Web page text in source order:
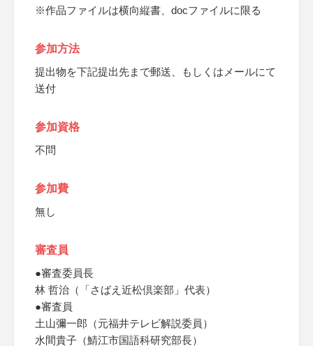
※作品ファイルは横向縦書、docファイルに限る
参加方法
提出物を下記提出先まで郵送、もしくはメールにて
送付
参加資格
不問
参加費
無し
審査員
●審査委員長
林 哲治（「さばえ近松倶楽部」代表）
●審査員
土山彌一郎（元福井テレビ解説委員）
水間貴子（鯖江市国語科研究部長）